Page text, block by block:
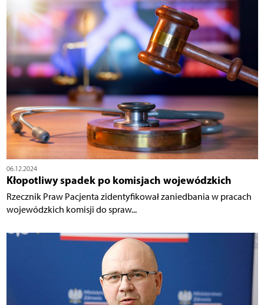
06.12.2024
Kłopotliwy spadek po komisjach wojewódzkich
Rzecznik Praw Pacjenta zidentyfikował zaniedbania w pracach
wojewódzkich komisji do spraw...